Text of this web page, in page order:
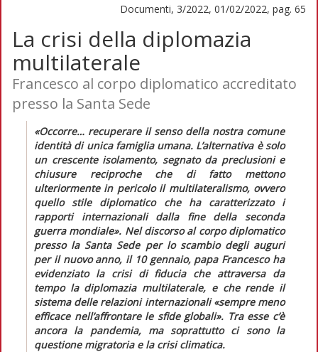
Documenti, 3/2022, 01/02/2022, pag. 65
La crisi della diplomazia
multilaterale
Francesco al corpo diplomatico accreditato
presso la Santa Sede
«Occorre… recuperare il senso della nostra comune
identità di unica famiglia umana. L’alternativa è solo
un crescente isolamento, segnato da preclusioni e
chiusure reciproche che di fatto mettono
ulteriormente in pericolo il multilateralismo, ovvero
quello stile diplomatico che ha caratterizzato i
rapporti internazionali dalla fine della seconda
guerra mondiale». Nel discorso al corpo diplomatico
presso la Santa Sede per lo scambio degli auguri
per il nuovo anno, il 10 gennaio, papa Francesco ha
evidenziato la crisi di fiducia che attraversa da
tempo la diplomazia multilaterale, e che rende il
sistema delle relazioni internazionali«sempre meno
efficace nell’affrontare le sfide globali». Tra esse c’è
ancora la pandemia, ma soprattutto ci sono la
questione migratoria e la crisi climatica.